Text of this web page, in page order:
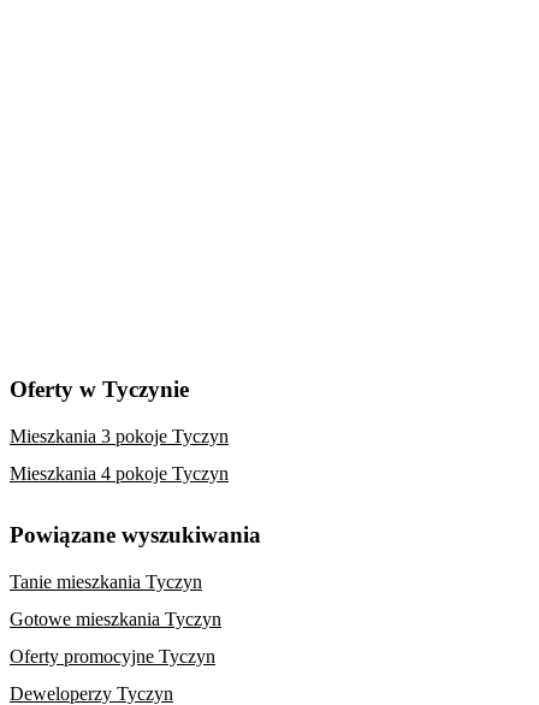
Oferty w Tyczynie
Mieszkania 3 pokoje Tyczyn
Mieszkania 4 pokoje Tyczyn
Powiązane wyszukiwania
Tanie mieszkania Tyczyn
Gotowe mieszkania Tyczyn
Oferty promocyjne Tyczyn
Deweloperzy Tyczyn